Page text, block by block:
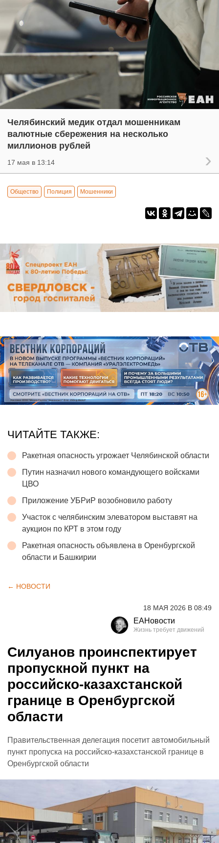
Челябинский медик отдал мошенникам
валютные сбережения на несколько
миллионов рублей
17 мая в 13:14
Общество Полиция Мошенники
ЧИТАЙТЕ ТАКЖЕ:
Ракетная опасность угрожает Челябинской области
Путин назначил нового командующего войсками
ЦВО
Приложение УБРиР возобновило работу
Участок с челябинским элеватором выставят на
аукцион по КРТ в этом году
Ракетная опасность объявлена в Оренбургской
области и Башкирии
← НОВОСТИ
18 МАЯ 2026 В 08:49
ЕАНовости
Силуанов проинспектирует
пропускной пункт на
российско-казахстанской
границе в Оренбургской
области
Правительственная делегация посетит автомобильный
пункт пропуска на российско-казахстанской границе в
Оренбургской области